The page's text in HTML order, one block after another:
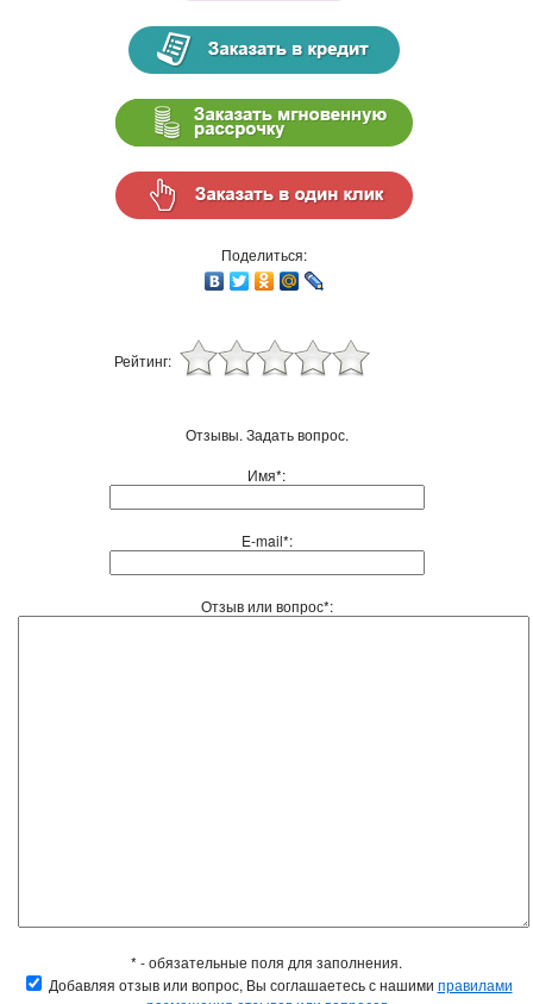
Поделиться:
Рейтинг:
Отзывы. Задать вопрос.
Имя*:
E-mail*:
Отзыв или вопрос*:
* - обязательные поля для заполнения.
Добавляя отзыв или вопрос, Вы соглашаетесь с нашими правилами